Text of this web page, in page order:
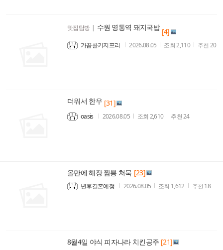
맛집탐방 | 수원 영통역 돼지국밥 [4]
가끔콜키지프리 2026.08.05 조회2,110 추천 20
더워서 한우 [31]
oasis 2026.08.05 조회 2,610 추천24
올만에 해장 짬뽕 쳐묵 [23]
년후결혼예정 2026.08.05 조회 1,612 추천 18
8월4일 야식 피자나라 치킨공주 [21]